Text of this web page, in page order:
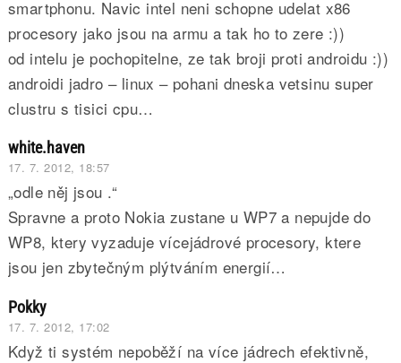
smartphonu. Navic intel neni schopne udelat x86
procesory jako jsou na armu a tak ho to zere :))
od intelu je pochopitelne, ze tak broji proti androidu :))
androidi jadro – linux – pohani dneska vetsinu super
clustru s tisici cpu…
white.haven
17. 7. 2012, 18:57
„odle něj jsou .“
Spravne a proto Nokia zustane u WP7 a nepujde do
WP8, ktery vyzaduje vícejádrové procesory, ktere
jsou jen zbytečným plýtváním energií…
Pokky
17. 7. 2012, 17:02
Když ti systém nepoběží na více jádrech efektivně,